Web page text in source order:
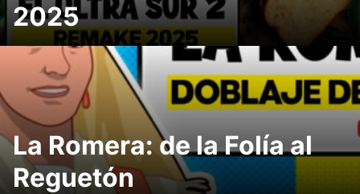
2025
La Romera: de la Folía al
Reguetón